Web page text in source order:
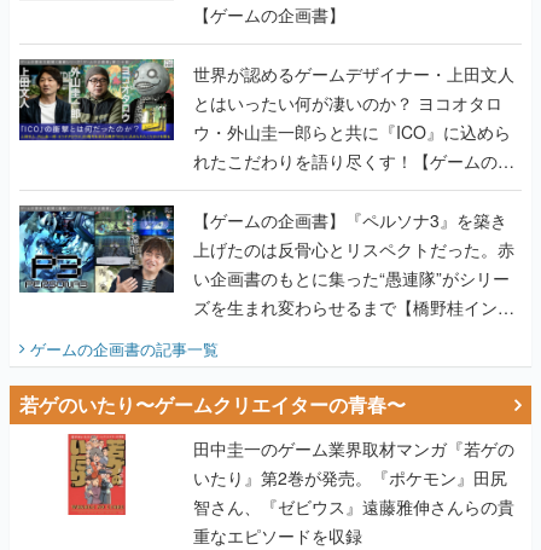
【ゲームの企画書】
世界が認めるゲームデザイナー・上田文人
とはいったい何が凄いのか？ ヨコオタロ
ウ・外山圭一郎らと共に『ICO』に込めら
れたこだわりを語り尽くす！【ゲームの企
画書】
【ゲームの企画書】『ペルソナ3』を築き
上げたのは反骨心とリスペクトだった。赤
い企画書のもとに集った“愚連隊”がシリー
ズを生まれ変わらせるまで【橋野桂インタ
ゲームの企画書の記事一覧
若ゲのいたり〜ゲームクリエイターの青春〜
田中圭一のゲーム業界取材マンガ『若ゲの
いたり』第2巻が発売。『ポケモン』田尻
智さん、『ゼビウス』遠藤雅伸さんらの貴
重なエピソードを収録